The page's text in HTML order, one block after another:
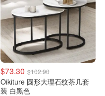
$73.30 $102.90
Oikiture 圆形大理石纹茶几套
装 白黑色